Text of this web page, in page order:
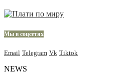
Мы в соцсетях
Email Telegram Vk Tiktok
NEWS